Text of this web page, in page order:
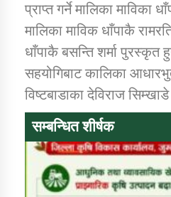
तातोपानी गाउँपालिकाको न्यायिक समिति
तातोपानी गाउँपालिका जुम्लाको महिला तथा
सम्बन्धी सूचना सन्देश
तातोपानी गाउँपालिका जुम्लाको महिनावारी
सन्देश
तातोपानी गाउँपालिका जुम्लाको बालविवाह
प्राप्त गर्ने मालिका माविका
मालिका माविक धाँपाकै
धाँपाकै बसन्ति शर्मा पुरस्कृत
सहयोगिबाट कालिका
विष्टबाडाका देविराज
सम्बन्धित शीर्षक